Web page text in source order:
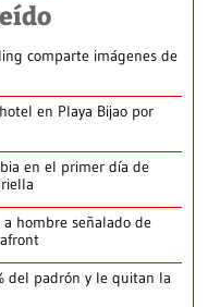
comparte imágenes de
en Playa Bijao por
en el primer día de
a hombre señalado de
del padrón y le quitan la